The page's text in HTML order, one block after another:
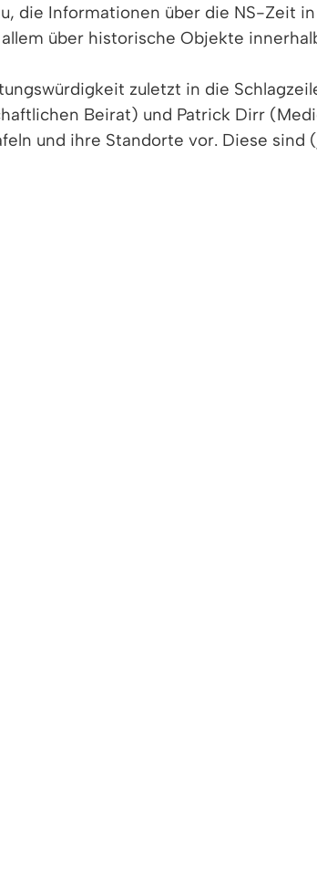
die Informationen über die NS-Zeit
über historische Objekte
zuletzt in die
Beirat) und Patrick Dirr
und ihre Standorte vor. Diese